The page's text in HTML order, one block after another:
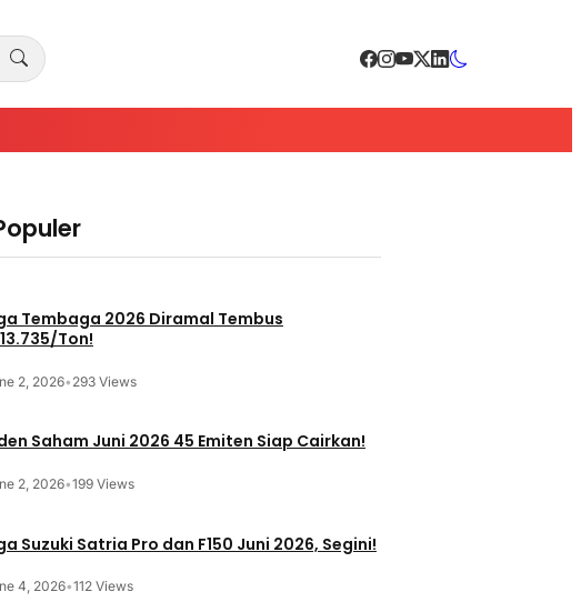
Tembaga 2026 Diramal Tembus
Ton!
2, 2026• 293 Views
Saham Juni 2026 45 Emiten Siap Cairkan!
2, 2026•199 Views
Suzuki Satria Pro dan F150 Juni 2026, Segini!
4, 2026•112 Views